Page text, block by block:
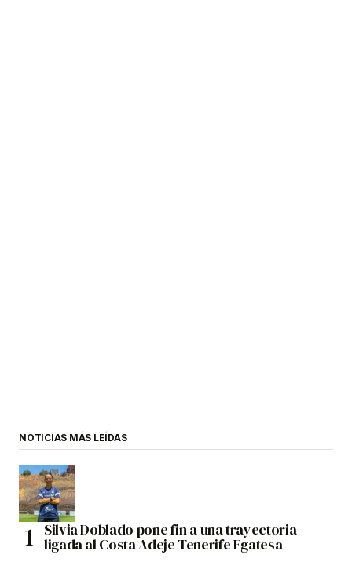
NOTICIAS MÁS LEÍDAS
Silvia Doblado pone fin a una trayectoria
ligada al Costa Adeje Tenerife Egatesa